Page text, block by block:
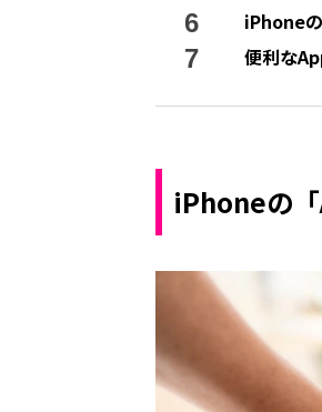
iPhone
便利な
iPhoneの